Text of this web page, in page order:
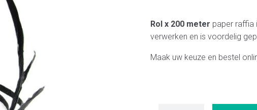
Rol x 200 meter paper raffia
verwerken en is voordelig
Maak uw keuze en bestel